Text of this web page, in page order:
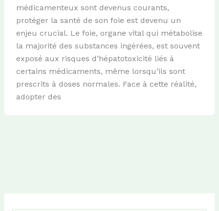
médicamenteux sont devenus courants,
protéger la santé de son foie est devenu un
enjeu crucial. Le foie, organe vital qui métabolise
la majorité des substances ingérées, est souvent
exposé aux risques d’hépatotoxicité liés à
certains médicaments, même lorsqu’ils sont
prescrits à doses normales. Face à cette réalité,
adopter des